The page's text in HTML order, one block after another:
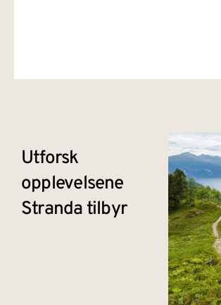
Utforsk
opplevelsene
Stranda tilbyr